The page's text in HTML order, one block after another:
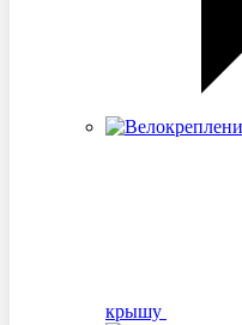
крышу